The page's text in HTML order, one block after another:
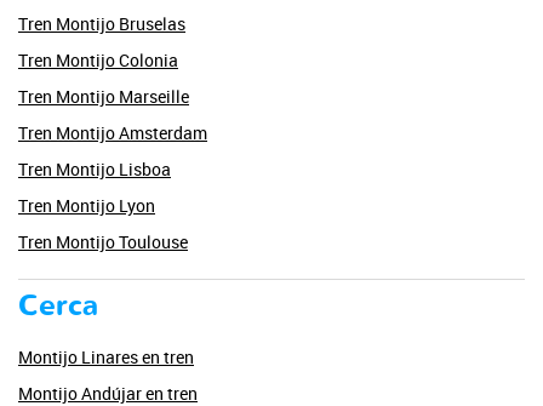
Tren Montijo Bruselas
Tren Montijo Colonia
Tren Montijo Marseille
Tren Montijo Amsterdam
Tren Montijo Lisboa
Tren Montijo Lyon
Tren Montijo Toulouse
Cerca
Montijo Linares en tren
Montijo Andújar en tren